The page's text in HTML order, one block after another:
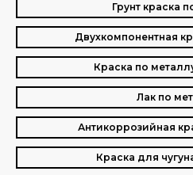
Грунт краска
Двухкомпонентная
Краска по
Лак по
Антикоррозийная
Краска для